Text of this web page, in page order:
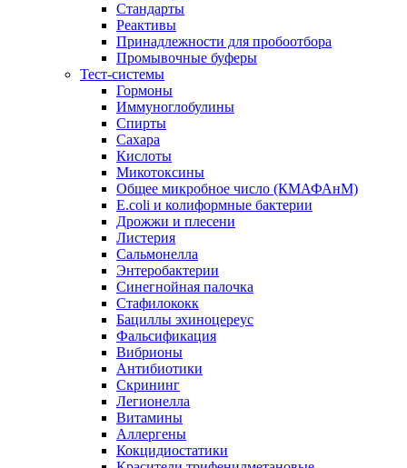
Стандарты
Реактивы
Принадлежности для пробоотбора
Промывочные буферы
Тест-системы
Гормоны
Иммуноглобулины
Спирты
Сахара
Кислоты
Микотоксины
Общее микробное число (КМАФАнМ)
E.coli и колиформные бактерии
Дрожжи и плесени
Листерия
Сальмонелла
Энтеробактерии
Синегнойная палочка
Стафилококк
Бациллы эхиноцереус
Фальсификация
Вибрионы
Антибиотики
Скрининг
Легионелла
Витамины
Аллергены
Кокцидиостатики